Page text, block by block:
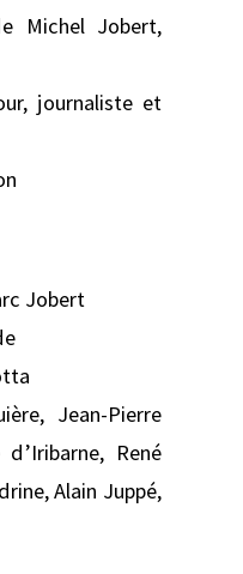
Michel Jobert,
journaliste et
Jobert
Jean-Pierre
René
Alain Juppé,